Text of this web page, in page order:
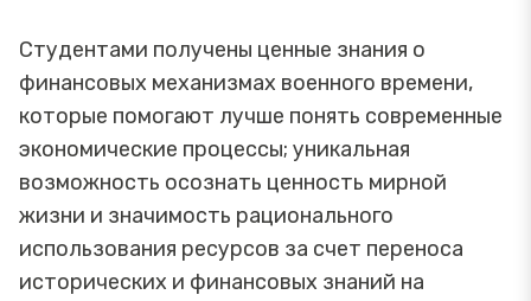
Студентами получены ценные знания о
финансовых механизмах военного времени,
которые помогают лучше понять современные
экономические процессы; уникальная
возможность осознать ценность мирной
жизни и значимость рационального
использования ресурсов за счет переноса
исторических и финансовых знаний на